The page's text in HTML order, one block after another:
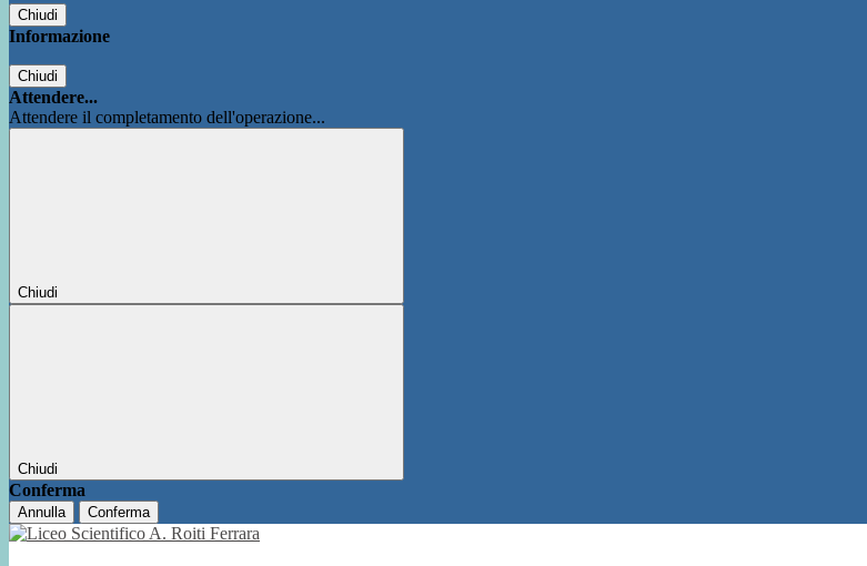
Chiudi
Informazione
Chiudi
Attendere...
Attendere il completamento dell'operazione...
Chiudi
Chiudi
Conferma
Annulla Conferma